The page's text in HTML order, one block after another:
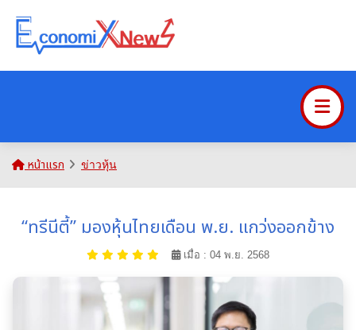
หน้าแรก ข่าวหุ้น
“ทรีนีตี้” มองหุ้นไทยเดือน พ.ย. แกว่งออกข้าง
เมื่อ : 04 พ.ย. 2568